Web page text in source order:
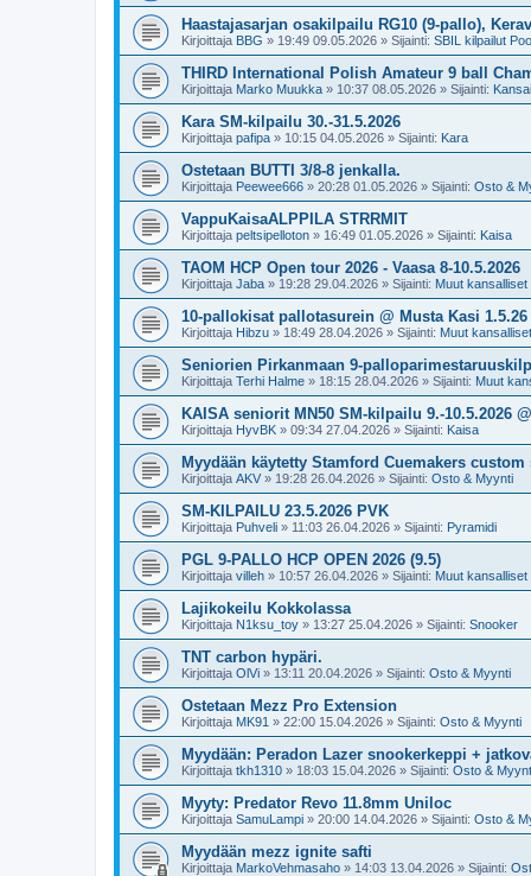
Haastajasarjan osakilpailu RG10 (9-pallo),
Kirjoittaja BBG » 19:49 09.05.2026 » Sijainti: SBIL kilpailut
THIRD International Polish Amateur 9 ball
Kirjoittaja Marko Muukka » 10:37 08.05.2026 » Sijainti:
Kara SM-kilpailu 30.-31.5.2026
Kirjoittaja pafipa » 10:15 04.05.2026 » Sijainti: Kara
Ostetaan BUTTI 3/8-8 jenkalla.
Kirjoittaja Peewee666 » 20:28 01.05.2026 » Sijainti: Osto &
VappuKaisaALPPILA STRRMIT
Kirjoittaja peltsipelloton » 16:49 01.05.2026 » Sijainti: Kaisa
TAOM HCP Open tour 2026 - Vaasa 8-10.5.2026
Kirjoittaja Jaba » 19:28 29.04.2026 » Sijainti: Muut kansalliset
10-pallokisat pallotasurein @ Musta Kasi 1.5.26
Kirjoittaja Hibzu » 18:49 28.04.2026 » Sijainti: Muut
Seniorien Pirkanmaan 9-
Kirjoittaja Terhi Halme » 18:15 28.04.2026 » Sijainti: Muut
KAISA seniorit MN50 SM-kilpailu 9.-10.5.2026
Kirjoittaja HyvBK » 09:34 27.04.2026 » Sijainti: Kaisa
Myydään käytetty Stamford Cuemakers
Kirjoittaja AKV » 19:28 26.04.2026 » Sijainti: Osto & Myynti
SM-KILPAILU 23.5.2026 PVK
Kirjoittaja Puhveli » 11:03 26.04.2026 » Sijainti: Pyramidi
PGL 9-PALLO HCP OPEN 2026 (9.5)
Kirjoittaja villeh » 10:57 26.04.2026 » Sijainti: Muut kansalliset
Lajikokeilu Kokkolassa
Kirjoittaja N1ksu_toy » 13:27 25.04.2026 » Sijainti: Snooker
TNT carbon hypäri.
Kirjoittaja OlVi » 13:11 20.04.2026 » Sijainti: Osto & Myynti
Ostetaan Mezz Pro Extension
Kirjoittaja MK91 » 22:00 15.04.2026 » Sijainti: Osto & Myynti
Myydään: Peradon Lazer snookerkeppi +
Kirjoittaja tkh1310 » 18:03 15.04.2026 » Sijainti: Osto &
Myyty: Predator Revo 11.8mm Uniloc
Kirjoittaja SamuLampi » 20:00 14.04.2026 » Sijainti: Osto &
Myydään mezz ignite safti
Kirjoittaja MarkoVehmasaho » 14:03 13.04.2026 » Sijainti: